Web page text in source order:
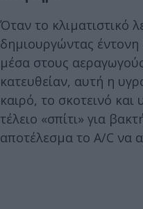
Όταν το κλιματιστικό
δημιουργώντας
μέσα στους
κατευθείαν, αυτή η
καιρό, το σκοτεινό και
τέλειο «σπίτι» για
αποτέλεσμα το A/C να